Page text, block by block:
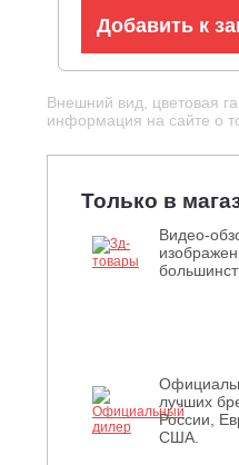
Добавить к
Внешний вид, цветовая
информация на сайте о
Только в
Видео-
лучших
России,
США.